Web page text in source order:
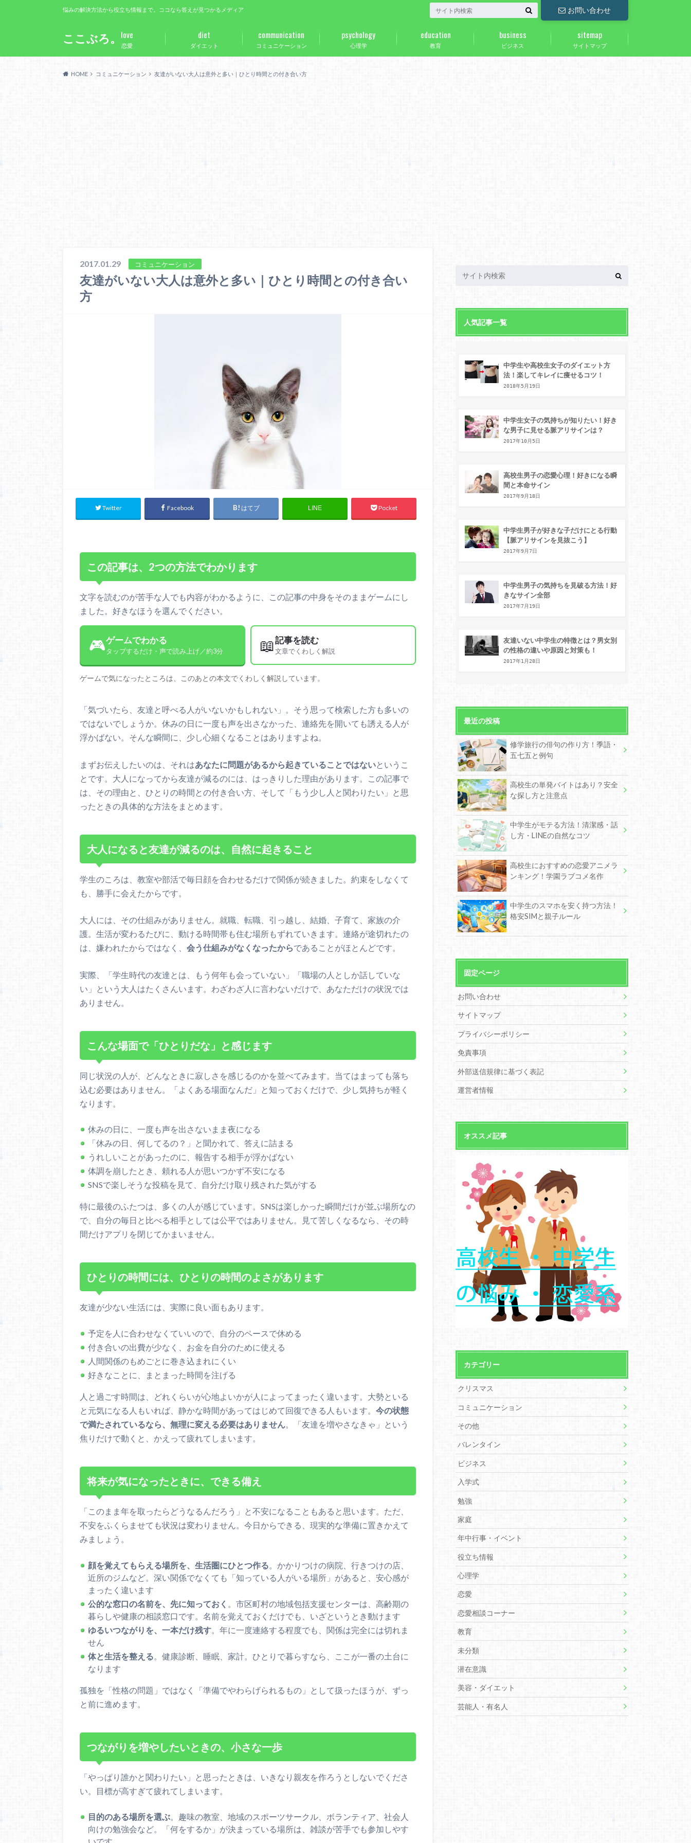
ここぶろ。
悩みの解決方法から役立ち情報まで。ココなら答えが見つかるメディア お問い合わせ
恋愛
love
ダイエット
diet
コミュニケーション
communication
心理学
psychology
教育
education
ビジネス
business
サイトマップ
sitemap
HOME コミュニケーション 友達がいない大人は意外と多い｜ひとり時間との付き合い方
2017.01.29 コミュニケーション
友達がいない大人は意外と多い｜ひとり時間との付き合い
方
Twitter Facebook はてブ LINE Pocket
この記事は、2つの方法でわかります
文字を読むのが苦手な人でも内容がわかるように、この記事の中身をそのままゲームにし
ました。好きなほうを選んでください。
🎮ゲームでわかる
タップするだけ・声で読み上げ／約3分 📖記事を読む
文章でくわしく解説
ゲームで気になったところは、このあとの本文でくわしく解説しています。
「気づいたら、友達と呼べる人がいないかもしれない」。そう思って検索した方も多いの
ではないでしょうか。休みの日に一度も声を出さなかった、連絡先を開いても誘える人が
浮かばない。そんな瞬間に、少し心細くなることはありますよね。
まずお伝えしたいのは、それはあなたに問題があるから起きていることではないというこ
とです。大人になってから友達が減るのには、はっきりした理由があります。この記事で
は、その理由と、ひとりの時間との付き合い方、そして「もう少し人と関わりたい」と思
ったときの具体的な方法をまとめます。
大人になると友達が減るのは、自然に起きること
学生のころは、教室や部活で毎日顔を合わせるだけで関係が続きました。約束をしなくて
も、勝手に会えたからです。
大人には、その仕組みがありません。就職、転職、引っ越し、結婚、子育て、家族の介
護。生活が変わるたびに、動ける時間帯も住む場所もずれていきます。連絡が途切れたの
は、嫌われたからではなく、 会う仕組みがなくなったからであることがほとんどです。
実際、「学生時代の友達とは、もう何年も会っていない」「職場の人としか話していな
い」という大人はたくさんいます。わざわざ人に言わないだけで、あなただけの状況では
ありません。
こんな場面で「ひとりだな」と感じます
同じ状況の人が、どんなときに寂しさを感じるのかを並べてみます。当てはまっても落ち
込む必要はありません。「よくある場面なんだ」と知っておくだけで、少し気持ちが軽く
なります。
休みの日に、一度も声を出さないまま夜になる
「休みの日、何してるの？」と聞かれて、答えに詰まる
うれしいことがあったのに、報告する相手が浮かばない
体調を崩したとき、頼れる人が思いつかず不安になる
SNSで楽しそうな投稿を見て、自分だけ取り残された気がする
特に最後のふたつは、多くの人が感じています。SNSは楽しかった瞬間だけが並ぶ場所なの
で、自分の毎日と比べる相手としては公平ではありません。見て苦しくなるなら、その時
間だけアプリを閉じてかまいません。
ひとりの時間には、ひとりの時間のよさがあります
友達が少ない生活には、実際に良い面もあります。
予定を人に合わせなくていいので、自分のペースで休める
付き合いの出費が少なく、お金を自分のために使える
人間関係のもめごとに巻き込まれにくい
好きなことに、まとまった時間を注げる
人と過ごす時間は、どれくらいが心地よいかが人によってまったく違います。大勢といる
と元気になる人もいれば、静かな時間があってはじめて回復できる人もいます。 今の状態
で満たされているなら、無理に変える必要はありません。「友達を増やさなきゃ」という
焦りだけで動くと、かえって疲れてしまいます。
将来が気になったときに、できる備え
「このまま年を取ったらどうなるんだろう」と不安になることもあると思います。ただ、
不安をふくらませても状況は変わりません。今日からできる、現実的な準備に置きかえて
みましょう。
顔を覚えてもらえる場所を、生活圏にひとつ作る 。かかりつけの病院、行きつけの店、
近所のジムなど。深い関係でなくても「知っている人がいる場所」があると、安心感が
まったく違います
公的な窓口の名前を、先に知っておく
。市区町村の地域包括支援センターは、高齢期の
暮らしや健康の相談窓口です。名前を覚えておくだけでも、いざというとき動けます
ゆるいつながりを、一本だけ残す 。年に一度連絡する程度でも、関係は完全には切れま
せん
体と生活を整える 。健康診断、睡眠、家計。ひとりで暮らすなら、ここが一番の土台に
なります
孤独を「性格の問題」ではなく「準備でやわらげられるもの」として扱ったほうが、ずっ
と前に進めます。
つながりを増やしたいときの、小さな一歩
「やっぱり誰かと関わりたい」と思ったときは、いきなり親友を作ろうとしないでくださ
い。目標が高すぎて疲れてしまいます。
目的のある場所を選ぶ。趣味の教室、地域のスポーツサークル、ボランティア、社会人
向けの勉強会など。「何をするか」が決まっている場所は、雑談が苦手でも参加しやす
人気記事一覧
中学生や高校生女子のダイエット方
法！楽してキレイに痩せるコツ！
2018年5月19日
中学生女子の気持ちが知りたい！好き
な男子に見せる脈アリサインは？
2017年10月5日
高校生男子の恋愛心理！好きになる瞬
間と本命サイン
2017年9月18日
中学生男子が好きな子だけにとる行動
【脈アリサインを見抜こう】
2017年9月7日
中学生男子の気持ちを見破る方法！好
きなサイン全部
2017年7月19日
友達いない中学生の特徴とは？男女別
の性格の違いや原因と対策も！
2017年1月28日
最近の投稿
修学旅行の俳句の作り方！季語・
五七五と例句
高校生の単発バイトはあり？安全
な探し方と注意点
中学生がモテる方法！清潔感・話
し方・LINEの自然なコツ
高校生におすすめの恋愛アニメラ
ンキング！学園ラブコメ名作
中学生のスマホを安く持つ方法！
格安SIMと親子ルール
固定ページ
お問い合わせ
サイトマップ
プライバシーポリシー
免責事項
外部送信規律に基づく表記
運営者情報
オススメ記事
カテゴリー
クリスマス
コミュニケーション
その他
バレンタイン
ビジネス
入学式
勉強
家庭
年中行事・イベント
役立ち情報
心理学
恋愛
恋愛相談コーナー
教育
未分類
潜在意識
美容・ダイエット
芸能人・有名人